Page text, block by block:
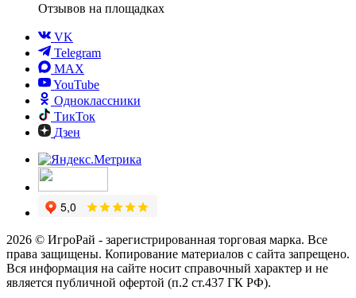
Отзывов на площадках
VK
Telegram
MAX
YouTube
Одноклассники
ТикТок
Дзен
2026 © ИгроРай - зарегистрированная торговая марка. Все
права защищены. Копирование материалов с сайта запрещено.
Вся информация на сайте носит справочный характер и не
является публичной офертой (п.2 ст.437 ГК РФ).